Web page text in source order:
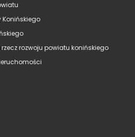
Konińskiego
rozwoju powiatu konińskiego